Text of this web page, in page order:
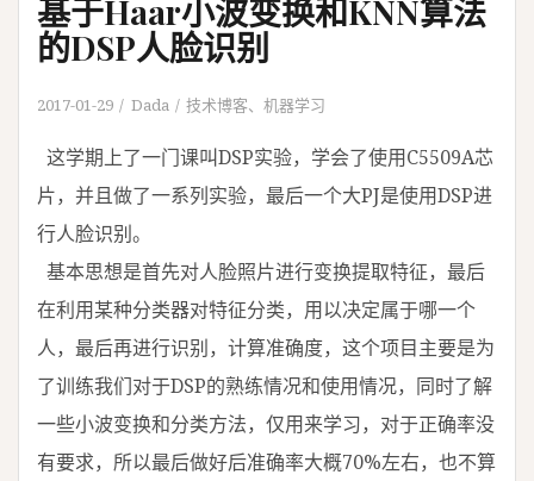
基于Haar小波变换和KNN算法
的DSP人脸识别
2017-01-29 Dada 技术博客、 机器学习
这学期上了一门课叫DSP实验，学会了使用C5509A芯
片，并且做了一系列实验，最后一个大PJ是使用DSP进
行人脸识别。
基本思想是首先对人脸照片进行变换提取特征，最后
在利用某种分类器对特征分类，用以决定属于哪一个
人，最后再进行识别，计算准确度，这个项目主要是为
了训练我们对于DSP的熟练情况和使用情况，同时了解
一些小波变换和分类方法，仅用来学习，对于正确率没
有要求，所以最后做好后准确率大概70%左右，也不算